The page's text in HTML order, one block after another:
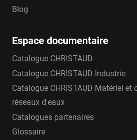
Blog
Espace documentaire
Catalogue CHRISTAUD
Catalogue CHRISTAUD Industrie
Catalogue CHRISTAUD Matériel et
réseaux d'eaux
Catalogues partenaires
Glossaire